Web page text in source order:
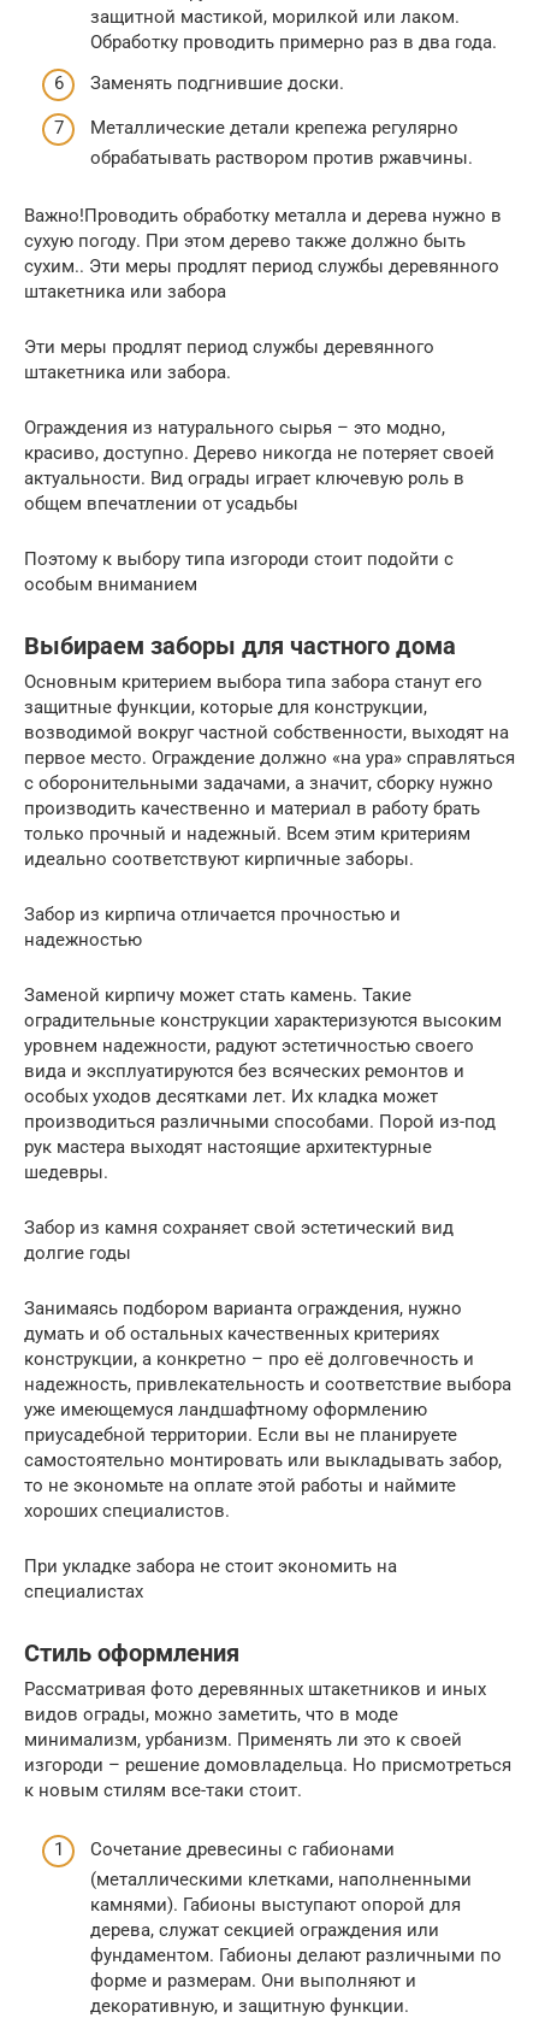
защитной мастикой, морилкой или лаком.
Обработку проводить примерно раз в два года.
Заменять подгнившие доски.
Металлические детали крепежа регулярно
обрабатывать раствором против ржавчины.
Важно!Проводить обработку металла и дерева нужно в
сухую погоду. При этом дерево также должно быть
сухим.. Эти меры продлят период службы деревянного
штакетника или забора
Эти меры продлят период службы деревянного
штакетника или забора.
Ограждения из натурального сырья – это модно,
красиво, доступно. Дерево никогда не потеряет своей
актуальности. Вид ограды играет ключевую роль в
общем впечатлении от усадьбы
Поэтому к выбору типа изгороди стоит подойти с
особым вниманием
Выбираем заборы для частного дома
Основным критерием выбора типа забора станут его
защитные функции, которые для конструкции,
возводимой вокруг частной собственности, выходят на
первое место. Ограждение должно «на ура» справляться
с оборонительными задачами, а значит, сборку нужно
производить качественно и материал в работу брать
только прочный и надежный. Всем этим критериям
идеально соответствуют кирпичные заборы.
Забор из кирпича отличается прочностью и
надежностью
Заменой кирпичу может стать камень. Такие
оградительные конструкции характеризуются высоким
уровнем надежности, радуют эстетичностью своего
вида и эксплуатируются без всяческих ремонтов и
особых уходов десятками лет. Их кладка может
производиться различными способами. Порой из-под
рук мастера выходят настоящие архитектурные
шедевры.
Забор из камня сохраняет свой эстетический вид
долгие годы
Занимаясь подбором варианта ограждения, нужно
думать и об остальных качественных критериях
конструкции, а конкретно – про её долговечность и
надежность, привлекательность и соответствие выбора
уже имеющемуся ландшафтному оформлению
приусадебной территории. Если вы не планируете
самостоятельно монтировать или выкладывать забор,
то не экономьте на оплате этой работы и наймите
хороших специалистов.
При укладке забора не стоит экономить на
специалистах
Стиль оформления
Рассматривая фото деревянных штакетников и иных
видов ограды, можно заметить, что в моде
минимализм, урбанизм. Применять ли это к своей
изгороди – решение домовладельца. Но присмотреться
к новым стилям все-таки стоит.
Сочетание древесины с габионами
(металлическими клетками, наполненными
камнями). Габионы выступают опорой для
дерева, служат секцией ограждения или
фундаментом. Габионы делают различными по
форме и размерам. Они выполняют и
декоративную, и защитную функции.